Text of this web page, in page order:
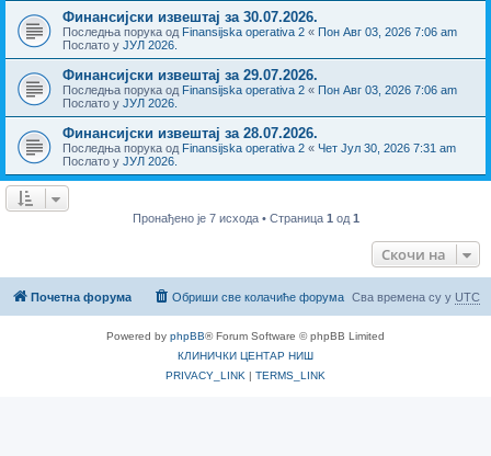
Финансијски извештај за 30.07.2026.
Последња порука од Finansijska operativa 2 « Пон Авг 03, 2026 7:06 am
Послато у ЈУЛ 2026.
Финансијски извештај за 29.07.2026.
Последња порука од Finansijska operativa 2 « Пон Авг 03, 2026 7:06 am
Послато у ЈУЛ 2026.
Финансијски извештај за 28.07.2026.
Последња порука од Finansijska operativa 2 « Чет Јул 30, 2026 7:31 am
Послато у ЈУЛ 2026.
Пронађено је 7 исхода • Страница 1 од 1
Скочи на
Почетна форума Сва времена су у UTC
Обриши све колачиће форума
Powered by phpBB® Forum Software © phpBB Limited
КЛИНИЧКИ ЦЕНТАР НИШ
PRIVACY_LINK | TERMS_LINK